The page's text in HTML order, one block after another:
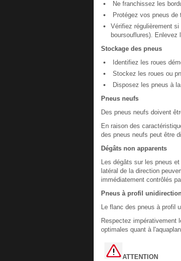
Ne franchissez les
Protégez vos pneus
Vérifiez régulièrement
boursouflures). Enlevez
Stockage des pneus
Identifiez les roues
Stockez les roues ou
Disposez les pneus à
Pneus neufs
Des pneus neufs doivent
En raison des
des pneus neufs peut être
Dégâts non apparents
Les dégâts sur les pneus
latéral de la direction
immédiatement contrôlés
Pneus à profil
Le flanc des pneus à profil
Respectez impérativement
optimales quant à
ATTENTION